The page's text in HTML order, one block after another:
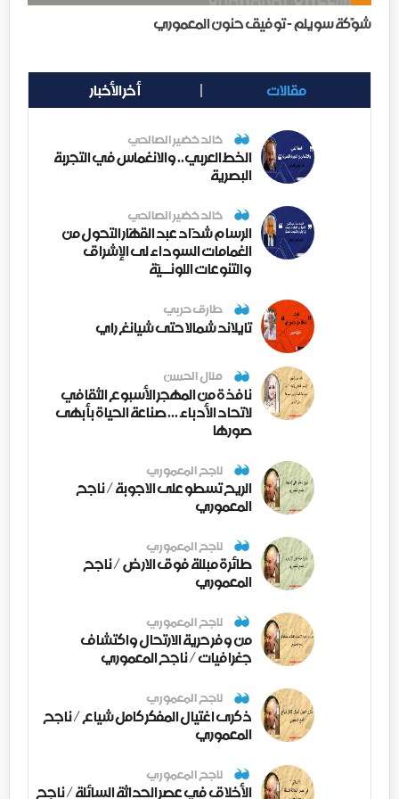
شوَّكة سويلم - توفيق حنون المعموري
مقالات أخر الأخبار
خالد خضير الصالحي
الخط العربي.. والانغماس في التجربة
البصرية
خالد خضير الصالحي
الرسام شدّاد عبد القهّار التحول من
الغمامات السوداء لى الإشراق
والتنوعات اللونــيّة
طارق حربي
تايلاند شمالا حتى شيانغ راي
منال الحسن
نافذة من المهجر الأسبوع الثقافي
لاتحاد الأدباء ... صناعة الحياة بأبهى
صورها
ناجح المعموري
الريح تسطو على الاجوبة / ناجح
المعموري
ناجح المعموري
طائرة مبللة فوق الارض / ناجح
المعموري
ناجح المعموري
من وفر حرية الارتحال واكتشاف
جغرافيات / ناجح المعموري
ناجح المعموري
ذكرى اغتيال المفكر كامل شياع / ناجح
المعموري
ناجح المعموري
الأخلاق في عصر الحداثة السائلة / ناجح